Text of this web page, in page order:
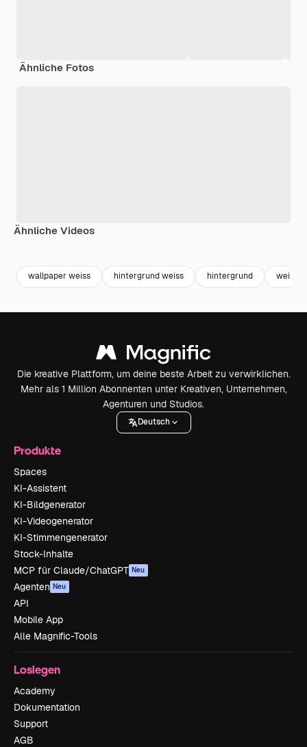
Ähnliche Fotos
Ähnliche Videos
wallpaper weiss hintergrund weiss hintergrund weiss
Die kreative Plattform, um deine beste Arbeit zu verwirklichen.
Mehr als 1 Million Abonnenten unter Kreativen, Unternehmen,
Agenturen und Studios.
Deutsch
Produkte
Spaces
KI-Assistent
KI-Bildgenerator
KI-Videogenerator
KI-Stimmengenerator
Stock-Inhalte
MCP für Claude/ChatGPT Neu
Agenten Neu
API
Mobile App
Alle Magnific-Tools
Loslegen
Academy
Dokumentation
Support
AGB